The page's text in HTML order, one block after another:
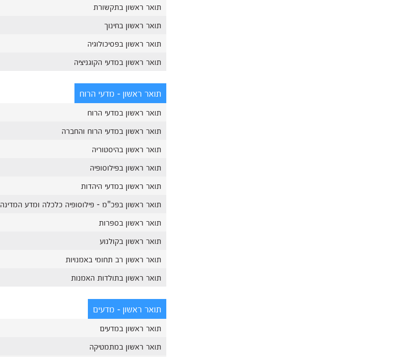
תואר ראשון בתקשורת
תואר ראשון בחינוך
תואר ראשון בפסיכולוגיה
תואר ראשון במדעי הקוגניציה
תואר ראשון - מדעי הרוח
תואר ראשון במדעי הרוח
תואר ראשון במדעי הרוח והחברה
תואר ראשון בהיסטוריה
תואר ראשון בפילוסופיה
תואר ראשון במדעי היהדות
תואר ראשון בפכ"מ - פילוסופיה כלכלה ומדע המדינה
תואר ראשון בספרות
תואר ראשון בקולנוע
תואר ראשון רב תחומי באמנויות
תואר ראשון בתולדות האמנות
תואר ראשון - מדעים
תואר ראשון במדעים
תואר ראשון במתמטיקה